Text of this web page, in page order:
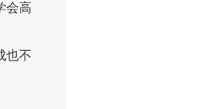
会高
也不